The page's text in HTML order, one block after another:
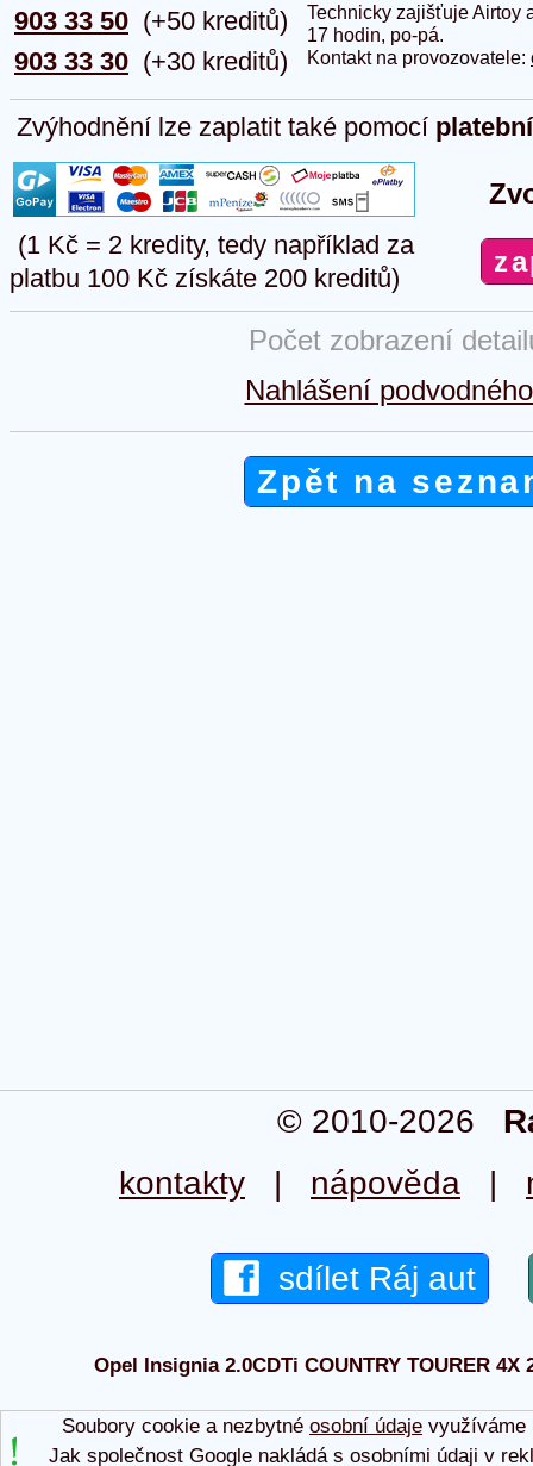
903 33 50
903 33 30
(+50 kreditů)
(+30 kreditů)
Technicky zajišťuje Airtoy
17 hodin, po-pá.
Kontakt na provozovatele:
Zvýhodnění lze zaplatit také pomocí
(1 Kč = 2 kredity, tedy například za
platbu 100 Kč získáte 200 kreditů)
Počet zobrazení
Nahlášení
Zpět na
© 2010-2026
kontakty | nápověda |
sdílet Ráj aut
Opel Insignia 2.0CDTi COUNTRY TOURER
Soubory cookie a nezbytné osobní údajevyužíváme
Jak společnost Google nakládá s osobními údaji v